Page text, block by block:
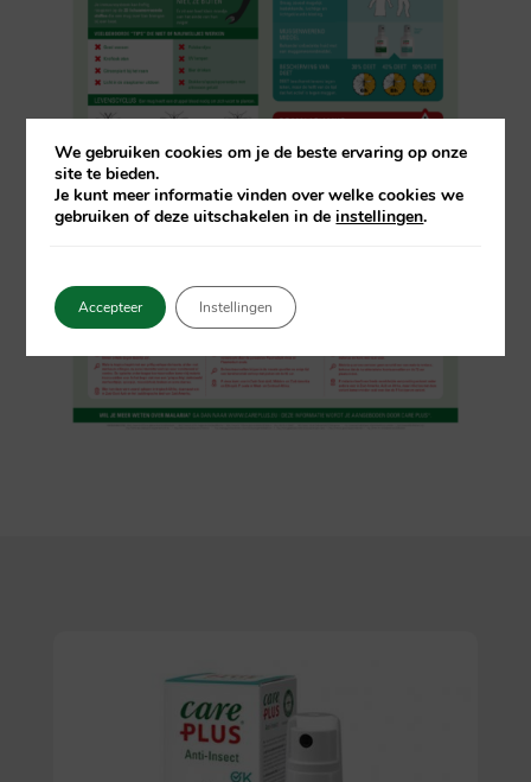
We gebruiken cookies om je de beste ervaring op onze
site te bieden.
Je kunt meer informatie vinden over welke cookies we
gebruiken of deze uitschakelen in deinstellingen.
Accepteer Instellingen